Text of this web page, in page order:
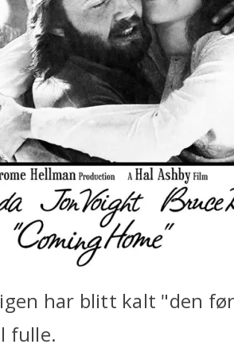
har blitt kalt "den
fulle.